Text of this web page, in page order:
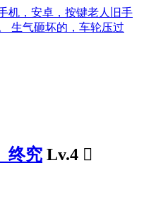
机，安卓，按键老人旧手
生气砸坏的，车轮压过
终究 Lv.4 